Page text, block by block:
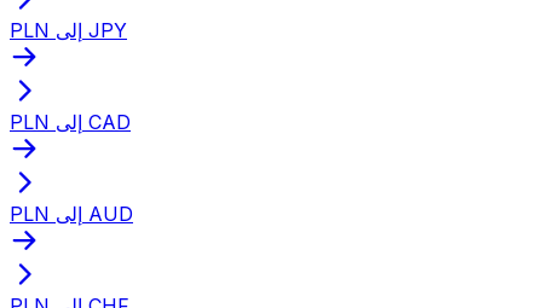
PLN إلى JPY
PLN إلى CAD
PLN إلى AUD